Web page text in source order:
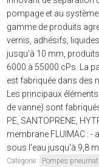
pompage et au
gamme de produits
vernis, adhésifs,
jusqu'à 10 mm,
6000 à 55000 cPs. La
est fabriquée dans des
Les principaux
de vanne) sont fabriqués
PE, SANTOPRENE,
membrane FLUIMAC :
sous l'eau jusqu'à 9,8
Catégorie: Pompes